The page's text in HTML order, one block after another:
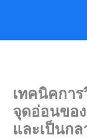
เทคนิคกา
จุดอ่อนของ
และเป็นกล